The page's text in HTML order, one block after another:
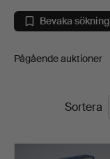
Finland
Bevaka sökning
Pågående auktioner
SlutpriserSortera